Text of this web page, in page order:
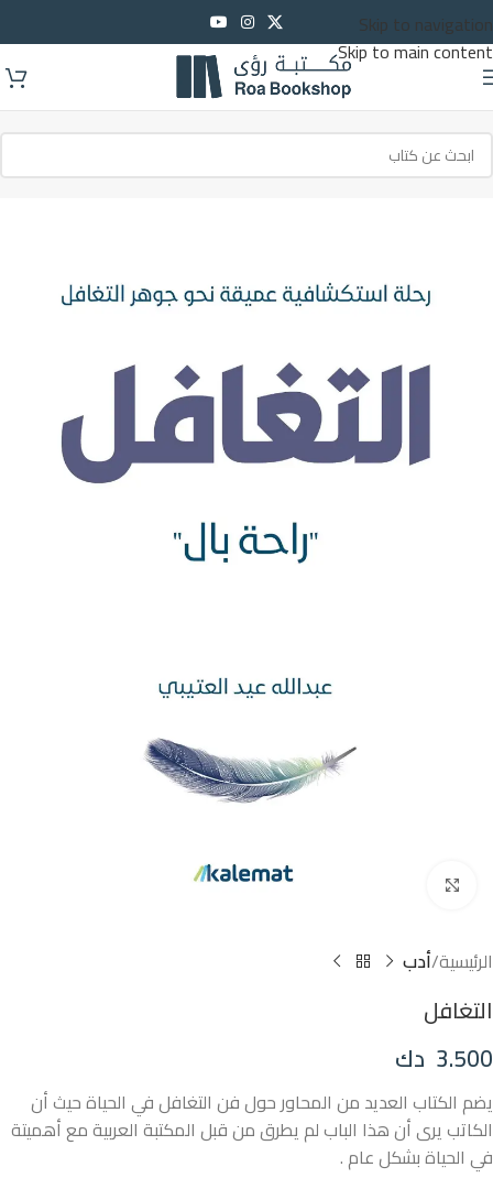
Skip to navigation
Skip to main content
الرئيسية أدب
التغافل
3.500 دك
يضم الكتاب العديد من المحاور حول فن التغافل في الحياة حيث أن
الكاتب يرى أن هذا الباب لم يطرق من قبل المكتبة العربية مع أهميتة
في الحياة بشكل عام .